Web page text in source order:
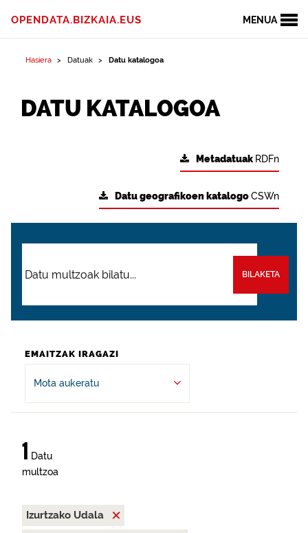
MENUA
OPENDATA.BIZKAIA.EUS
Hasiera Datuak Datu katalogoa
DATU KATALOGOA
Metadatuak RDFn
Datu geografikoen katalogoCSWn
BILAKETA
EMAITZAK IRAGAZI
Mota aukeratu
1 Datu
multzoa
Izurtzako Udala